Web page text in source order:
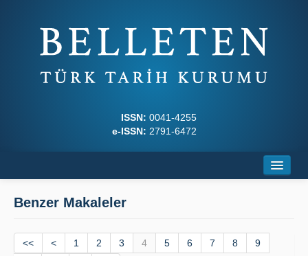
ISSN: 0041-4255
e-ISSN: 2791-6472
Dergi Kurulları
Benzer Makaleler
<< < 1 2 3 4 5 6 7 8
9